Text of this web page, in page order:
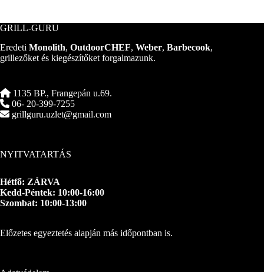
GRILL-GURU
Eredeti Monolith, OutdoorCHEF, Weber, Barbecook,
grillezőket és kiegészítőket forgalmazunk.
1135 BP., Frangepán u.69.
06- 20-399-7255
grillguru.uzlet@gmail.com
NYITVATARTÁS
Hétfő: ZÁRVA
Kedd-Péntek: 10:00-16:00
Szombat: 10:00-13:00
Előzetes egyeztetés alapján más időpontban is.